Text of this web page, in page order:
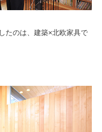
たのは、建築×北欧家具で